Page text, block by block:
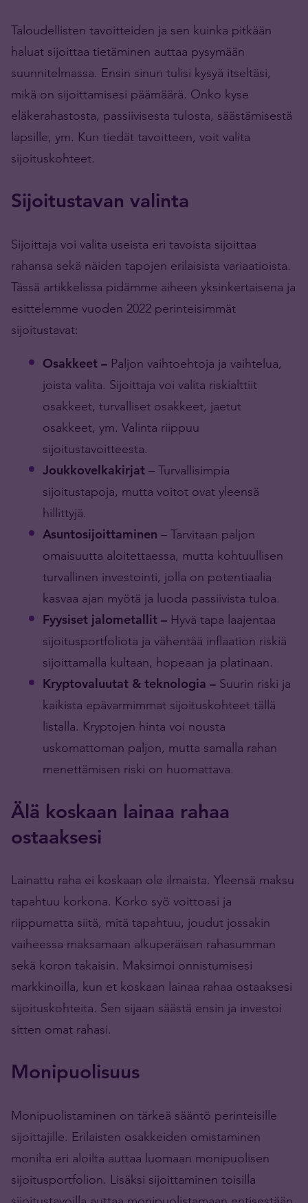
Taloudellisten tavoitteiden ja sen kuinka pitkään
haluat sijoittaa tietäminen auttaa pysymään
suunnitelmassa. Ensin sinun tulisi kysyä itseltäsi,
mikä on sijoittamisesi päämäärä. Onko kyse
eläkerahastosta, passiivisesta tulosta, säästämisestä
lapsille, ym. Kun tiedät tavoitteen, voit valita
sijoituskohteet.
Sijoitustavan valinta
Sijoittaja voi valita useista eri tavoista sijoittaa
rahansa sekä näiden tapojen erilaisista variaatioista.
Tässä artikkelissa pidämme aiheen yksinkertaisena ja
esittelemme vuoden 2022 perinteisimmät
sijoitustavat:
Osakkeet – Paljon vaihtoehtoja ja vaihtelua,
joista valita. Sijoittaja voi valita riskialttiit
osakkeet, turvalliset osakkeet, jaetut
osakkeet, ym. Valinta riippuu
sijoitustavoitteesta.
Joukkovelkakirjat – Turvallisimpia
sijoitustapoja, mutta voitot ovat yleensä
hillittyjä.
Asuntosijoittaminen – Tarvitaan paljon
omaisuutta aloitettaessa, mutta kohtuullisen
turvallinen investointi, jolla on potentiaalia
kasvaa ajan myötä ja luoda passiivista tuloa.
Fyysiset jalometallit – Hyvä tapa laajentaa
sijoitusportfoliota ja vähentää inflaation riskiä
sijoittamalla kultaan, hopeaan ja platinaan.
Kryptovaluutat & teknologia – Suurin riski ja
kaikista epävarmimmat sijoituskohteet tällä
listalla. Kryptojen hinta voi nousta
uskomattoman paljon, mutta samalla rahan
menettämisen riski on huomattava.
Älä koskaan lainaa rahaa
ostaaksesi
Lainattu raha ei koskaan ole ilmaista. Yleensä maksu
tapahtuu korkona. Korko syö voittoasi ja
riippumatta siitä, mitä tapahtuu, joudut jossakin
vaiheessa maksamaan alkuperäisen rahasumman
sekä koron takaisin. Maksimoi onnistumisesi
markkinoilla, kun et koskaan lainaa rahaa ostaaksesi
sijoituskohteita. Sen sijaan säästä ensin ja investoi
sitten omat rahasi.
Monipuolisuus
Monipuolistaminen on tärkeä sääntö perinteisille
sijoittajille. Erilaisten osakkeiden omistaminen
monilta eri aloilta auttaa luomaan monipuolisen
sijoitusportfolion. Lisäksi sijoittaminen toisilla